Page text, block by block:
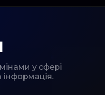
у сфері